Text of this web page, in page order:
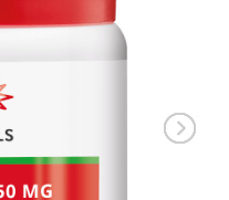
Wachtwoord
Wachtwoord
vergeten?